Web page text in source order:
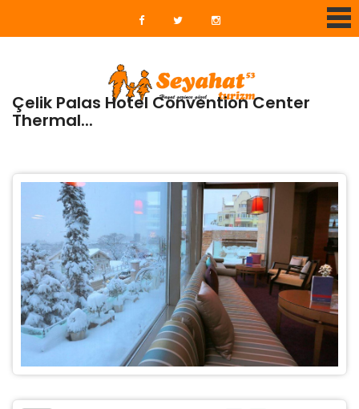
Çelik Palas Hotel Convention Center
Thermal...